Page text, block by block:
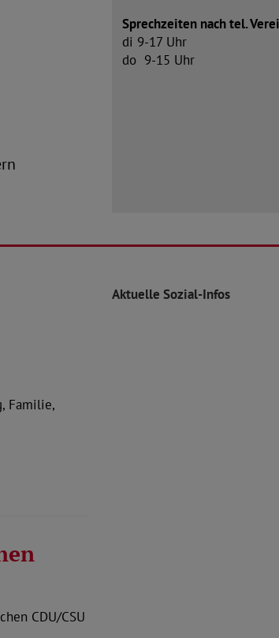
Sprechzeiten nach tel.
di 9-17 Uhr
do 9-15 Uhr
Familie,
CDU/CSU
Aktuelle Sozial-Infos